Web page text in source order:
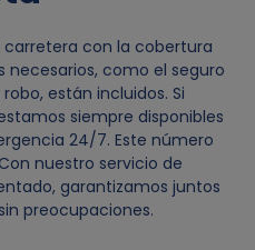
carretera con la cobertura
necesarios, como el seguro
están incluidos. Si
siempre disponibles
24/7. Este número
nuestro servicio de
garantizamos juntos
preocupaciones.